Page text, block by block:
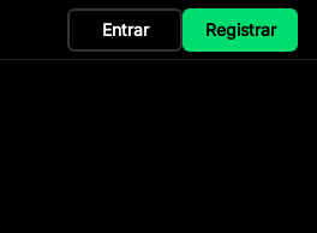
Entrar Registrar